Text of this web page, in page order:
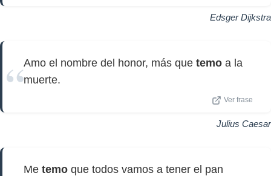
Edsger Dijkstra
Amo el nombre del honor, más que temo a la
muerte.
Ver frase
Julius Caesar
Me temo que todos vamos a tener el pan